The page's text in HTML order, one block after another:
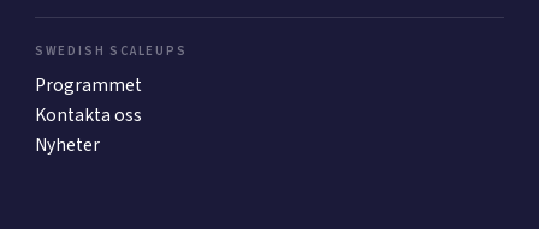
SWEDISH SCALEUPS
Programmet
Kontakta oss
Nyheter